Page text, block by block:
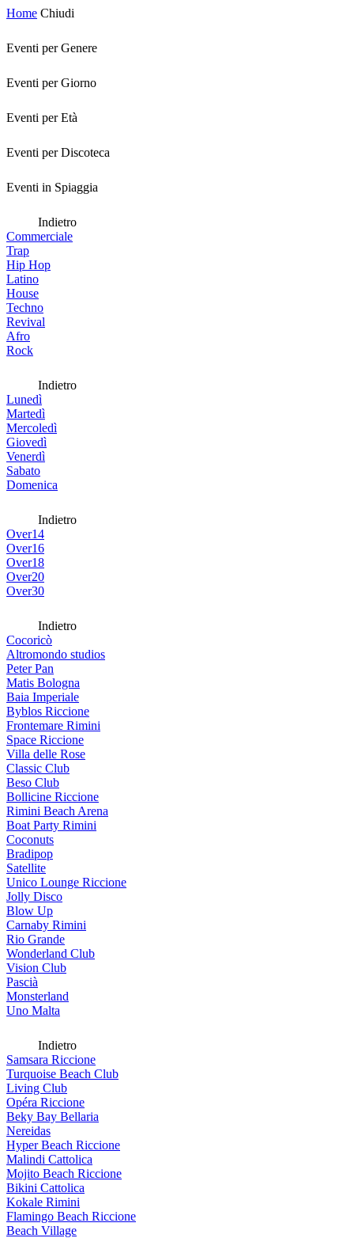
Home Chiudi
Eventi per Genere
Eventi per Giorno
Eventi per Età
Eventi per Discoteca
Eventi in Spiaggia
Indietro
Commerciale
Trap
Hip Hop
Latino
House
Techno
Revival
Afro
Rock
Indietro
Lunedì
Martedì
Mercoledì
Giovedì
Venerdì
Sabato
Domenica
Indietro
Over14
Over16
Over18
Over20
Over30
Indietro
Cocoricò
Altromondo studios
Peter Pan
Matis Bologna
Baia Imperiale
Byblos Riccione
Frontemare Rimini
Space Riccione
Villa delle Rose
Classic Club
Beso Club
Bollicine Riccione
Rimini Beach Arena
Boat Party Rimini
Coconuts
Bradipop
Satellite
Unico Lounge Riccione
Jolly Disco
Blow Up
Carnaby Rimini
Rio Grande
Wonderland Club
Vision Club
Pascià
Monsterland
Uno Malta
Indietro
Samsara Riccione
Turquoise Beach Club
Living Club
Opéra Riccione
Beky Bay Bellaria
Nereidas
Hyper Beach Riccione
Malindi Cattolica
Mojito Beach Riccione
Bikini Cattolica
Kokale Rimini
Flamingo Beach Riccione
Beach Village